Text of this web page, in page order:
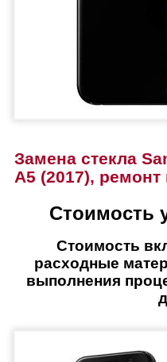
Замена стекла
A5 (2017),
Стоимость
Стоимость
расходные
выполнения